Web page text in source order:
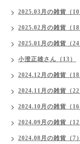
2025.03月の雑貨（10
2025.02月の雑貨（18
2025.01月の雑貨（24
小澄正雄さん（13）
2024.12月の雑貨（18
2024.11月の雑貨（22
2024.10月の雑貨（16
2024.09月の雑貨（12
2024.08月の雑貨（7）